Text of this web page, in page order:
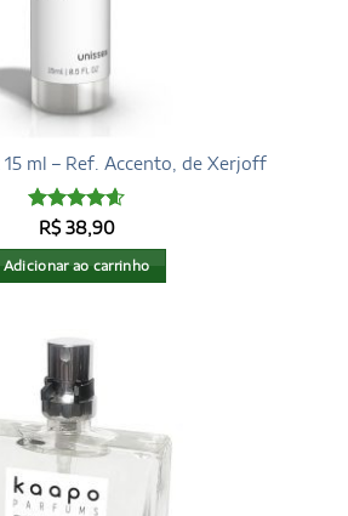
15 ml – Ref. Accento, de Xerjoff
Avaliação
4.6de 5
R$38,90
Adicionar ao carrinho